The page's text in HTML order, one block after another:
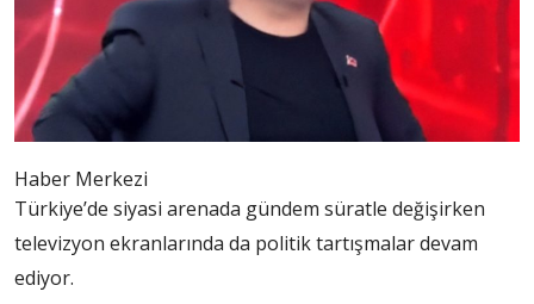
Haber Merkezi
Türkiye’de siyasi arenada gündem süratle değişirken
televizyon ekranlarında da politik tartışmalar devam
ediyor.